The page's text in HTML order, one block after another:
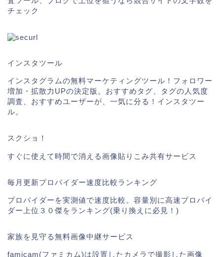
チェック
インスタツール
インスタグラムの無料マーケティングツール！フォロワー
増加・拡散力UPの決定版。おすすめタグ、タグの人気度
調査、おすすめユーザーが、一気に分る！インスタツー
ル。
スクショ！
すぐに使えて時間で消える画像貼りこみ共有サービス
毎月更新プロバイダー速度比較ランキング
プロバイダーを実測値で速度比較。容量別に高速プロバイ
ダー上位３０傑をランキング(乗り換えに必見！)
家族を見守る無料画像中継サービス
famicam(ファミカム)は設置したカメラで撮影した画像
掲載実績